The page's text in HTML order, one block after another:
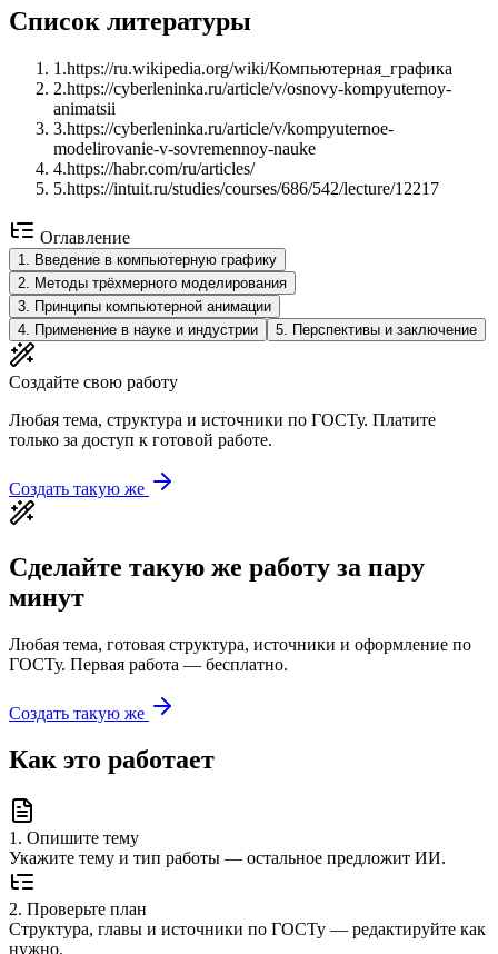
Список литературы
1 .https://ru.wikipedia.org/wiki/Компьютерная_графика
2.https://cyberleninka.ru/article/v/osnovy-kompyuternoy-
animatsii
3.https://cyberleninka.ru/article/v/kompyuternoe-
modelirovanie-v-sovremennoy-nauke
4.https://habr.com/ru/articles/
5.https://intuit.ru/studies/courses/686/542/lecture/12217
Оглавление
1
Введение в компьютерную графику
2
Методы трёхмерного моделирования
3
Принципы компьютерной анимации
4
Применение в науке и индустрии 5 Перспективы и заключение
Создайте свою работу
Любая тема, структура и источники по ГОСТу. Платите
только за доступ к готовой работе.
Создать такую же
Сделайте такую же работу за пару
минут
Любая тема, готовая структура, источники и оформление по
ГОСТу. Первая работа — бесплатно.
Создать такую же
Как это работает
1 . Опишите тему
Укажите тему и тип работы — остальное предложит ИИ.
2. Проверьте план
Структура, главы и источники по ГОСТу — редактируйте как
нужно.